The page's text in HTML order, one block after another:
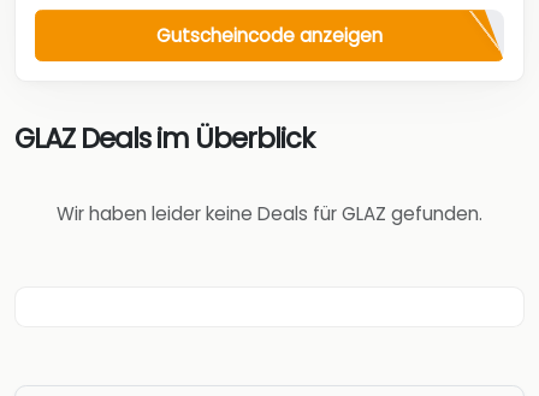
Gutscheincode anzeigen
GLAZ Deals im Überblick
Wir haben leider keine Deals für GLAZ gefunden.